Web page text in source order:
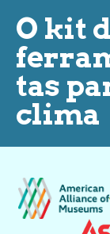
O kit
tas
clima